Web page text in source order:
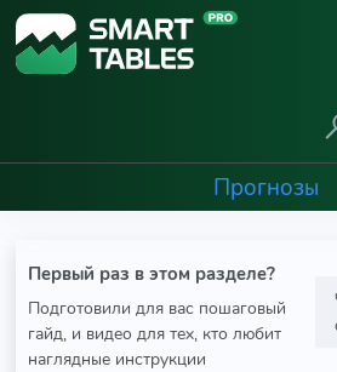
Прогнозы
Первый раз в этом разделе?
Подготовили для вас пошаговый
гайд, и видео для тех, кто любит
наглядные инструкции